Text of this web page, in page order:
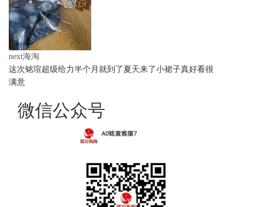
next海淘
这次铭瑄超级给力半个月就到了夏天来了小裙子真好看很
满意
微信公众号